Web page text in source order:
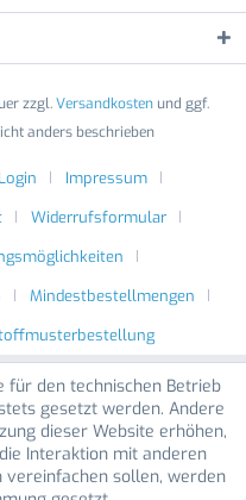
zzgl.Versandkostenund ggf.
anders beschrieben
Impressum
Widerrufsformular
Mindestbestellmengen
für den technischen Betrieb
gesetzt werden. Andere
dieser Website erhöhen,
Interaktion mit anderen
vereinfachen sollen, werden